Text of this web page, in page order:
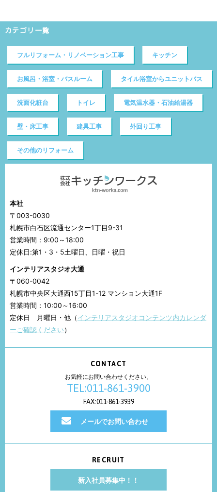
カテゴリ一覧
フルリフォーム・リノベーション工事 キッチン
お風呂・浴室・バスルーム タイル浴室からユニットバス
洗面化粧台 トイレ 電気温水器・石油給湯器
壁・床工事 建具工事 外回り工事
その他のリフォーム
本社
〒003-0030
札幌市白石区流通センター1丁目9-31
営業時間：9:00～18:00
定休日:第1・3・5土曜日、日曜・祝日
インテリアスタジオ大通
〒060-0042
札幌市中央区大通西15丁目1-12 マンション大通1F
営業時間：10:00～16:00
定休日 月曜日・他（インテリアスタジオコンテンツ内カレンダ
ーご確認ください）
CONTACT
お気軽にお問い合わせください。
TEL:011-861-3900
FAX:011-861-3939
メールでお問い合わせ
RECRUIT
新入社員募集中！！